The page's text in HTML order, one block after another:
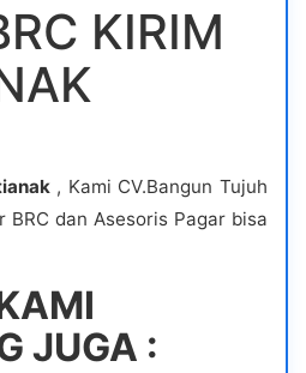
KIRIM
, Kami CV.Bangun Tujuh
BRC dan Asesoris Pagar bisa
JUGA :